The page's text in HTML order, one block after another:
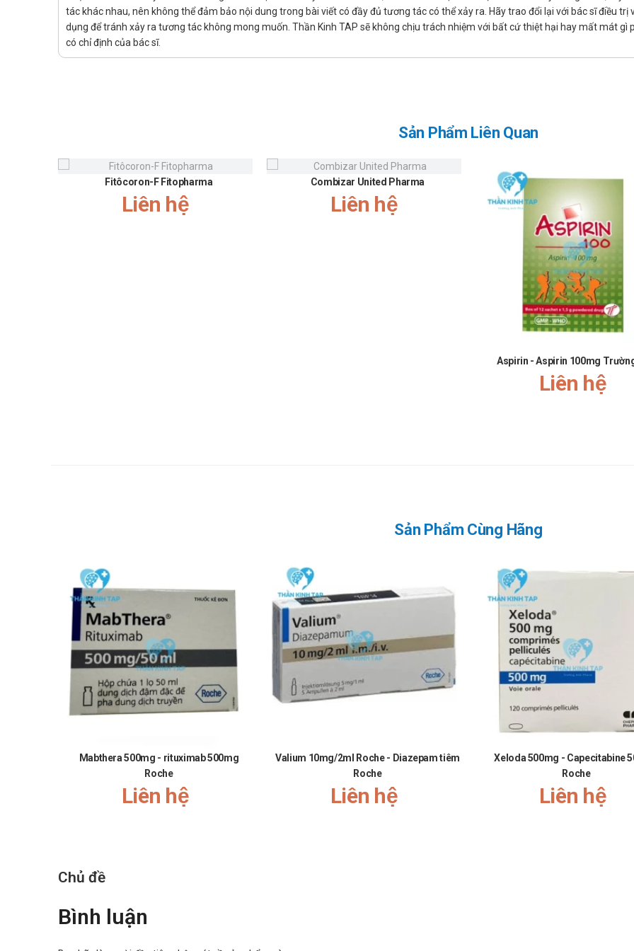
Tiền sử bệnh lý có các vấn đề về phổi hoặc rối loạn chức năng hô hấp, bên cạnh bệnh ung thư phổi;
Bệnh lý gan;
Tiền căn có nhịp tim chậm.
Đau cơ, yếu cơ không tìm được nguyên nhân;
Bất thường chức năng phổi/hô hấp như đột ngột đau nặng ngực hoặc khó thở, thở khò khè, ho khan hoặc ho có đờm;
Dấu hiệu gợi ý số lượng tế bào hồng cầu thấp (thiếu máu) như da xanh xao, mệt mỏi, cảm thấy choáng váng, tay và chân
Bất thường chức năng thận như thay đổi màu sắc và số lượng nước tiểu (tiểu ít hoặc không đi tiểu), phù bàn chân hoặc mắt
Rối loạn chức năng gan như đau hạ sườn phải, cảm giác chán ăn, dễ bị bầm tím hoặc chảy máu, nước tiểu sẫm màu, vàng
Quá trình điều trị ung thư phổi không tế bào nhỏ bằng thuốc có thể bị trì hoãn hoặc ngừng vĩnh viễn nếu xuất hiện một số
Hoạt chất Alectinib trong thuốc khiến da người bệnh dễ bị cháy nắng hơn. Do đó, cần tránh tiếp xúc trực tiếp với ánh nắng mặt
cuối cùng. Đồng thời, người bệnh hãy mặc quần áo bảo vệ và sử dụng kem chống nắng (SPF 50 hoặc cao hơn) khi cần ra ngoài
tác khác nhau, nên không thể đảm bảo nội dung trong bài viết có đầy đủ tương tác có thể xảy ra. Hãy trao đổi lại với bác sĩ điều
dụng để tránh xảy ra tương tác không mong muốn. Thần Kinh TAP sẽ không chịu trách nhiệm với bất cứ thiệt hại hay mất mát
có chỉ định của bác sĩ.
Sản Phẩm Liên Quan
Fitôcoron-F Fitopharma
Liên hệ
Combizar United Pharma
Liên hệ
Aspirin - Aspirin 100mg
Liên hệ
Sản Phẩm Cùng Hãng
Mabthera 500mg - rituximab 500mg
Roche
Liên hệ
Valium 10mg/2ml Roche - Diazepam tiêm
Roche
Liên hệ
Xeloda 500mg - Capecitabine
Roche
Liên hệ
Chủ đề
Bình luận